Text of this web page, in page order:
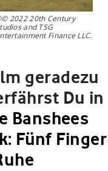
2022 20th Century
and TSG
Finance LLC.
geradezu
Du in
Banshees
Fünf Finger